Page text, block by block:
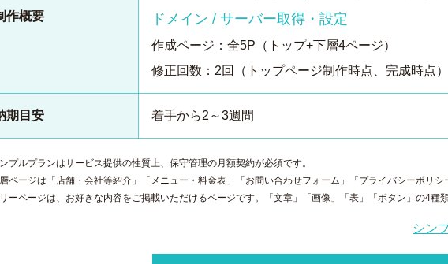
作概要
ドメイン / サーバー取得・設定
作成ページ：全5P（トップ+下層4ページ）
修正回数：2回（トップページ制作時点、完成時点）
期目安 着手から2～3週間
プルプランはサービス提供の性質上、保守管理の月額契約が必須です。
ページは「店舗・会社等紹介」「メニュー・料金表」「お問い合わせフォーム」「プライバシーポリシ
ーページは、お好きな内容をご掲載いただけるページです。「文章」「画像」「表」「ボタン」の4種
シン